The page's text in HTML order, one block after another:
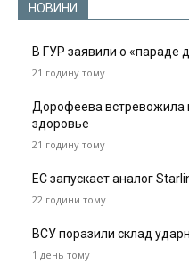
НОВИНИ
В ГУР заявили о «параде
21 годину тому
Дорофеева встревожила
здоровье
21 годину тому
ЕС запускает аналог
22 години тому
ВСУ поразили склад
1 день тому